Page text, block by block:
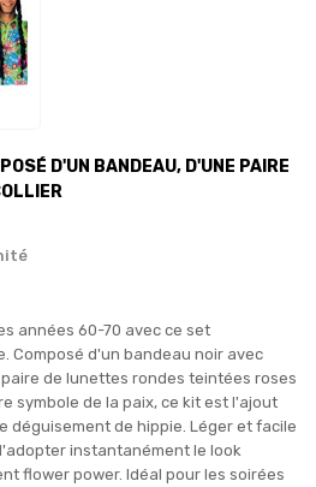
D'UN BANDEAU, D'UNE PAIRE
années 60-70 avec ce set
Composé d'un bandeau noir avec
de lunettes rondes teintées roses
symbole de la paix, ce kit est l'ajout
déguisement de hippie. Léger et facile
instantanément le look
flower power. Idéal pour les soirées